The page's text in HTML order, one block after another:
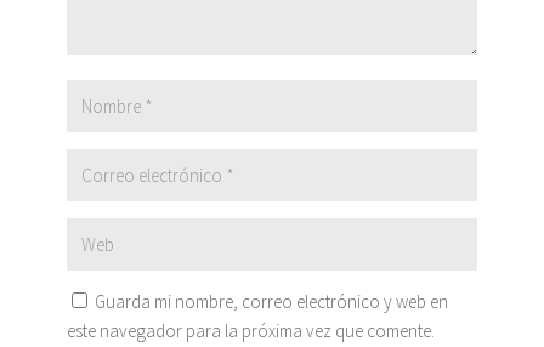
Guarda mi nombre, correo electrónico y web en
este navegador para la próxima vez que comente.